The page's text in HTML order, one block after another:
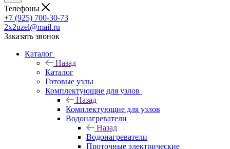
Телефоны
+7 (925) 700-30-73
2x2uzel@mail.ru
Заказать звонок
Каталог
Назад
Каталог
Готовые узлы
Комплектующие для узлов
Назад
Комплектующие для узлов
Водонагреватели
Назад
Водонагреватели
Проточные электрические